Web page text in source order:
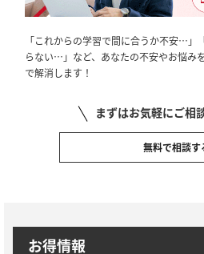
「これからの学習で間に合うか不安…」
らない…」など、あなたの不安やお悩み
で解消します！
まずはお気軽にご相
無料で相談す
お得情報